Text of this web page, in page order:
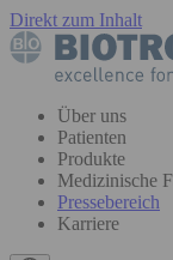
Direkt zum Inhalt
Über uns
Patienten
Produkte
Medizinische
Pressebereich
Karriere